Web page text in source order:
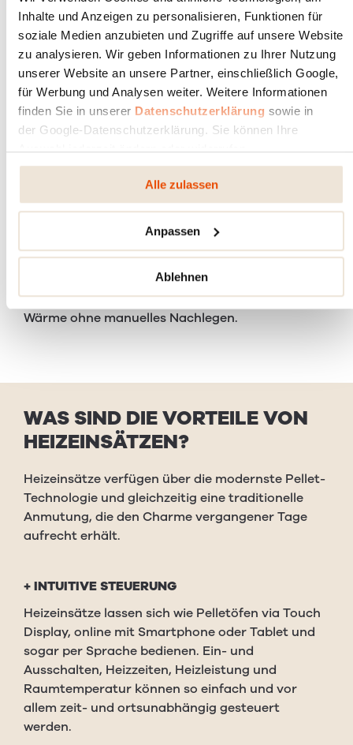
Inhalte und Anzeigen zu personalisieren, Funktionen für
soziale Medien anzubieten und Zugriffe auf unsere Website
zu analysieren. Wir geben Informationen zu Ihrer Nutzung
unserer Website an unsere Partner, einschließlich Google,
für Werbung und Analysen weiter. Weitere Informationen
finden Sie in unserer Datenschutzerklärung sowie in
der Google-Datenschutzerklärung. Sie können Ihre
Auswahl jederzeit ändern oder widerrufen.
Alle zulassen
Anpassen
Ablehnen
+ VOLLAUTOMATISCHE ABLÄUFE
Der gesamte Brennvorgang erfolgt automatisiert
- von der Zündung über die Beförderung der
Pellets in den Brennraum bis hin zur Regelung der
Luftzufuhr. Heizzeiten und Raumtemperatur sind
maximaler Wirkungsgrad bei minimalsten
Emissionen ermöglicht.
+ KOMFORTABLE WÄRME
Die Pellettanks der Heizeinsätze sind bequem von
vorne befüllbar und bieten Platz für bis zu 20 kg
Pellets. Das ermöglicht langfristig behagliche
Wärme ohne manuelles Nachlegen.
WAS SIND DIEVORTEILEVON
HEIZEIN­SÄTZEN?
Heizeinsätze verfügen über die modernste Pellet-
Technologie und gleichzeitig eine traditionelle
Anmutung, die den Charme vergangener Tage
aufrecht erhält.
+ INTUITIVE STEUERUNG
Heizeinsätze lassen sich wie Pelletöfen via Touch
Display, online mit Smartphone oder Tablet und
sogar per Sprache bedienen. Ein- und
Ausschalten, Heizzeiten, Heizleistung und
Raumtemperatur können so einfach und vor
allem zeit- und ortsunabhängig gesteuert
werden.